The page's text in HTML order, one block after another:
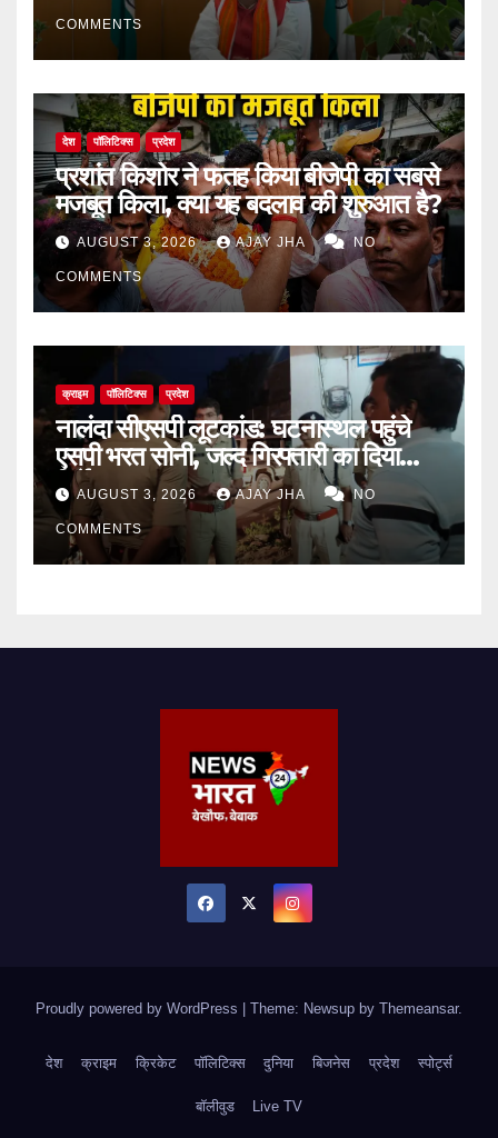
COMMENTS
देश पॉलिटिक्स प्रदेश
प्रशांत किशोर ने फतह किया बीजेपी का सबसे
मजबूत किला, क्या यह बदलाव की शुरुआत है?
AUGUST 3, 2026 AJAY JHA NO
COMMENTS
क्राइम पॉलिटिक्स प्रदेश
नालंदा सीएसपी लूटकांड: घटनास्थल पहुंचे
एसपी भरत सोनी, जल्द गिरफ्तारी का दिया
निर्देश
AUGUST 3, 2026 AJAY JHA NO
COMMENTS
Proudly powered by WordPress Theme: Newsup by Themeansar.
देश क्राइम क्रिकेट पॉलिटिक्स दुनिया बिजनेस प्रदेश स्पोर्ट्स
बॉलीवुड Live TV